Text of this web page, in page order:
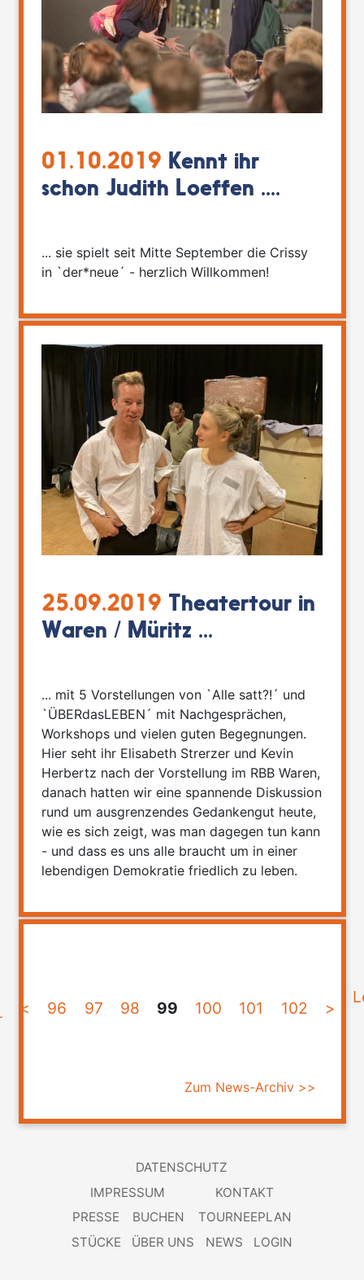
01.10.2019 Kennt ihr
schon Judith Loeffen ....
... sie spielt seit Mitte September die Crissy
in `der*neue´ - herzlich Willkommen!
25.09.2019 Theatertour in
Waren / Müritz ...
... mit 5 Vorstellungen von `Alle satt?!´ und
`ÜBERdasLEBEN´ mit Nachgesprächen,
Workshops und vielen guten Begegnungen.
Hier seht ihr Elisabeth Strerzer und Kevin
Herbertz nach der Vorstellung im RBB Waren,
danach hatten wir eine spannende Diskussion
rund um ausgrenzendes Gedankengut heute,
wie es sich zeigt, was man dagegen tun kann
- und dass es uns alle braucht um in einer
lebendigen Demokratie friedlich zu leben.
< 96 97 98 99 100 101 102 >
Zum News-Archiv >>
LOGIN
NEWS
ÜBER UNS
STÜCKE
TOURNEEPLAN
BUCHEN
PRESSE
KONTAKT
IMPRESSUM
DATENSCHUTZ